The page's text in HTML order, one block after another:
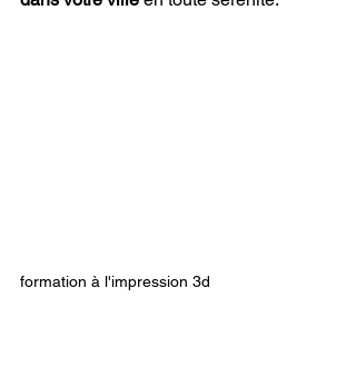
formation à l'impression 3d